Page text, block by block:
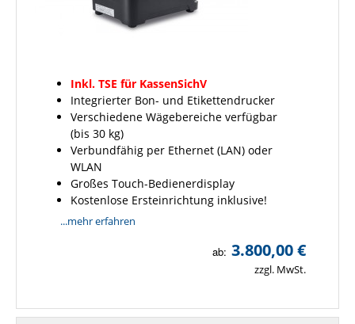
Inkl. TSE für KassenSichV
Integrierter Bon- und Etikettendrucker
Verschiedene Wägebereiche verfügbar
(bis 30 kg)
Verbundfähig per Ethernet (LAN) oder
WLAN
Großes Touch-Bedienerdisplay
Kostenlose Ersteinrichtung inklusive!
...mehr erfahren
ab: 3.800,00 €
zzgl. MwSt.